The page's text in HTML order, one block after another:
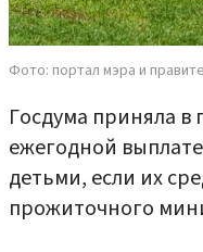
Фото: портал мэра и
Госдума приняла в
ежегодной
детьми, если их
прожиточного